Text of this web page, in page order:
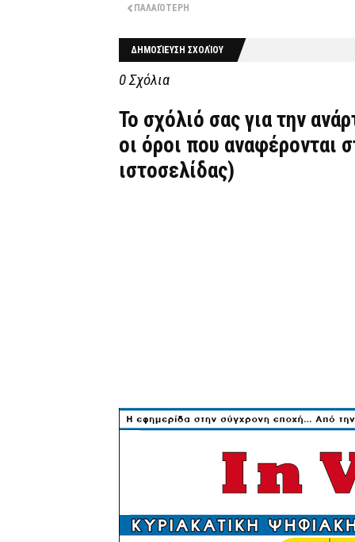
ΠΑΛΑΙΌΤΕΡΗ
ΔΗΜΟΣΊΕΥΣΗ ΣΧΟΛΊΟΥ
0 Σχόλια
Το σχόλιό σας για την
οι όροι που αναφέρονται
ιστοσελίδας)